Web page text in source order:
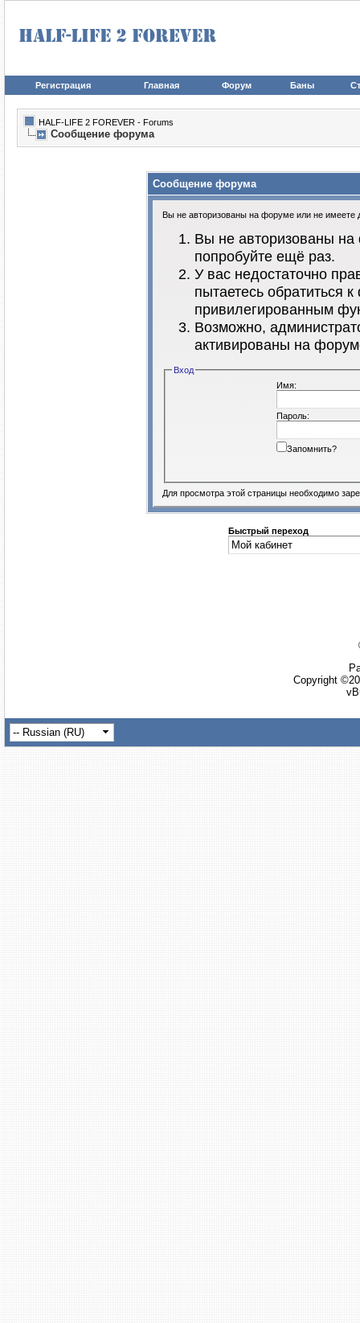
Регистрация Главная Форум Баны
HALF-LIFE 2 FOREVER - Forums
Сообщение форума
Сообщение форума
Вы не авторизованы на форуме или не имеете
Вы не авторизованы
попробуйте ещё раз.
У вас недостаточно
пытаетесь обратиться
привилегированным
Возможно,
активированы на
Вход
Имя:
Пароль:
Запомнить?
Для просмотра этой страницы необходимо
Быстрый переход
Copyright